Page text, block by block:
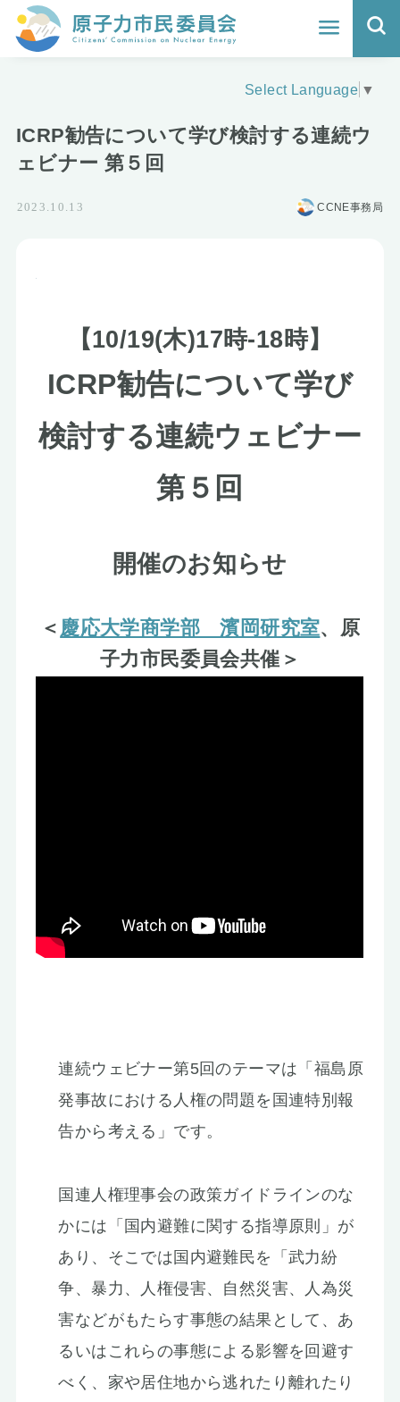
ホーム
地震と原発の安全性
原子力市民委員会について
活動報告
お知らせ
Select Language ▼
ICRP勧告について学び検討する連続ウ
ェビナー 第５回
2023.10.13 CCNE事務局
【10/19(木)17時-18時】
ICRP勧告について学び
検討する連続ウェビナー
第５回
開催のお知らせ
＜ 慶応大学商学部 濱岡研究室、原
子力市民委員会共催＞
連続ウェビナー第5回のテーマは「福島原
発事故における人権の問題を国連特別報
告から考える」です。
国連人権理事会の政策ガイドラインのな
かには「国内避難に関する指導原則」が
あり、そこでは国内避難民を「武力紛
争、暴力、人権侵害、自然災害、人為災
害などがもたらす事態の結果として、あ
るいはこれらの事態による影響を回避す
べく、家や居住地から逃れたり離れたり